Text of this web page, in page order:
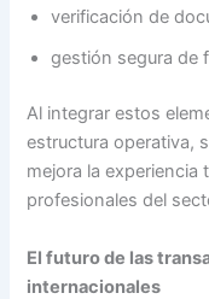
verificación de
gestión segura de
Al integrar estos
estructura operativa,
mejora la
profesionales del
El futuro de las
internacionales